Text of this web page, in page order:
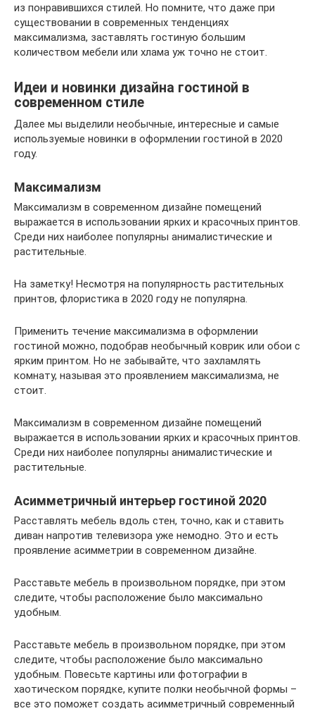
из понравившихся стилей. Но помните, что даже при
существовании в современных тенденциях
максимализма, заставлять гостиную большим
количеством мебели или хлама уж точно не стоит.
Идеи и новинки дизайна гостиной в
современном стиле
Далее мы выделили необычные, интересные и самые
используемые новинки в оформлении гостиной в 2020
году.
Максимализм
Максимализм в современном дизайне помещений
выражается в использовании ярких и красочных принтов.
Среди них наиболее популярны анималистические и
растительные.
На заметку! Несмотря на популярность растительных
принтов, флористика в 2020 году не популярна.
Применить течение максимализма в оформлении
гостиной можно, подобрав необычный коврик или обои с
ярким принтом. Но не забывайте, что захламлять
комнату, называя это проявлением максимализма, не
стоит.
Максимализм в современном дизайне помещений
выражается в использовании ярких и красочных принтов.
Среди них наиболее популярны анималистические и
растительные.
Асимметричный интерьер гостиной 2020
Расставлять мебель вдоль стен, точно, как и ставить
диван напротив телевизора уже немодно. Это и есть
проявление асимметрии в современном дизайне.
Расставьте мебель в произвольном порядке, при этом
следите, чтобы расположение было максимально
удобным.
Расставьте мебель в произвольном порядке, при этом
следите, чтобы расположение было максимально
удобным. Повесьте картины или фотографии в
хаотическом порядке, купите полки необычной формы –
все это поможет создать асимметричный современный